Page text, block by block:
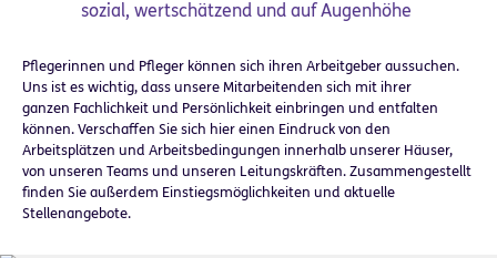
sozial, wertschätzend und auf Augenhöhe
Pflegerinnen und Pfleger können sich ihren Arbeitgeber aussuchen.
Uns ist es wichtig, dass unsere Mitarbeitenden sich mit ihrer
ganzen Fachlichkeit und Persönlichkeit einbringen und entfalten
können. Verschaffen Sie sich hier einen Eindruck von den
Arbeitsplätzen und Arbeitsbedingungen innerhalb unserer Häuser,
von unseren Teams und unseren Leitungskräften. Zusammengestellt
finden Sie außerdem Einstiegsmöglichkeiten und aktuelle
Stellenangebote.